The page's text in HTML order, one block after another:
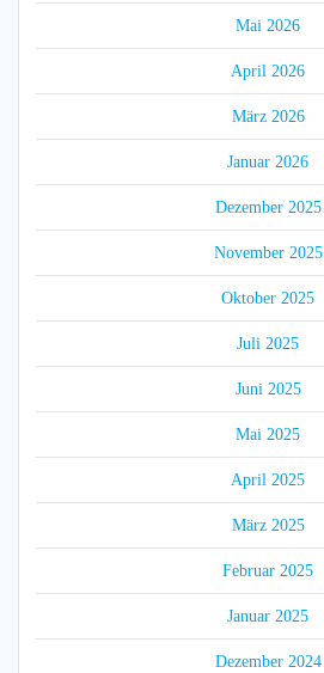
Mai 2026
April 2026
März 2026
Januar 2026
Dezember 2025
November 2025
Oktober 2025
Juli 2025
Juni 2025
Mai 2025
April 2025
März 2025
Februar 2025
Januar 2025
Dezember 2024